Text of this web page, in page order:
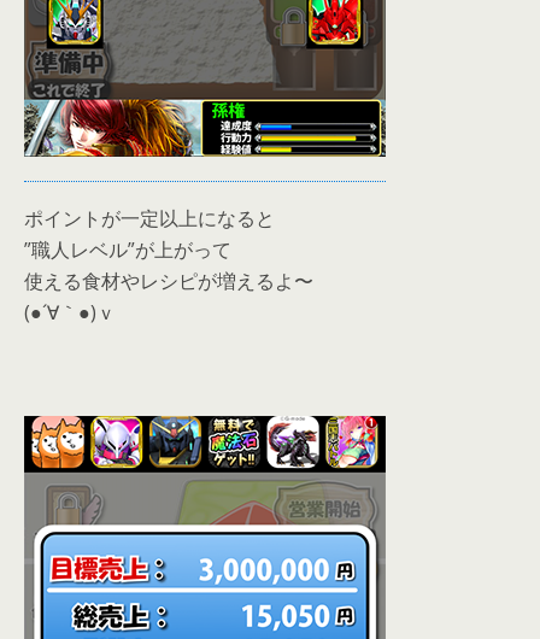
ポイントが一定以上になると
”職人レベル”が上がって
使える食材やレシピが増えるよ〜
(●´∀｀●)ｖ